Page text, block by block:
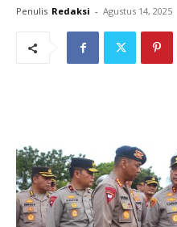
Penulis Redaksi - Agustus 14, 2025